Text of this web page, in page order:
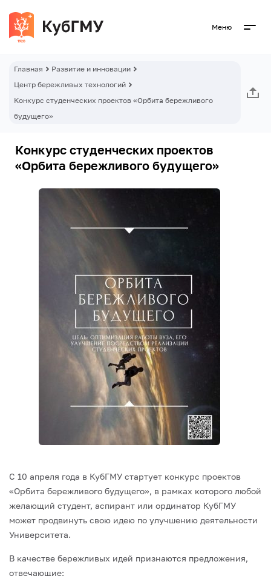
Меню
Главная
Развитие и инновации
Центр бережливых технологий
Конкурс студенческих проектов «Орбита бережливого
будущего»
Конкурс студенческих проектов
«Орбита бережливого будущего»
С 10 апреля года в КубГМУ стартует конкурс проектов
«Орбита бережливого будущего», в рамках которого любой
желающий студент, аспирант или ординатор КубГМУ
может продвинуть свою идею по улучшению деятельности
Университета.
В качестве бережливых идей признаются предложения,
отвечающие: